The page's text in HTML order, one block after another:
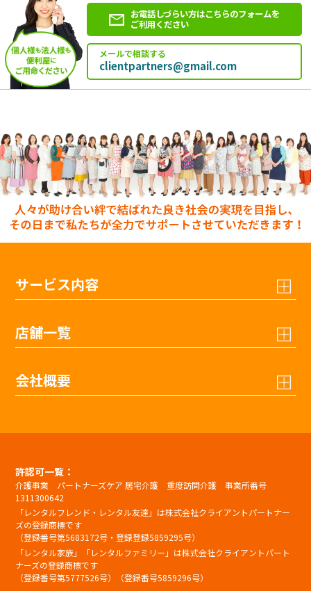
お電話しづらい方はこちらのフォームを
ご利用ください
メールで相談する
clientpartners@gmail.com
サービス内容
店舗一覧
会社概要
許認可一覧：
介護事業 パートナーズケア 居宅介護 重度訪問介護 事業所番号
1311300642
「レンタルフレンド・レンタル友達」は株式会社クライアントパートナー
ズの登録商標です
（登録番号第5683172号・登録登録5859295号）
「レンタル家族」「レンタルファミリー」は株式会社クライアントパート
ナーズの登録商標です
（登録番号第5777526号）（登録番号5859296号）